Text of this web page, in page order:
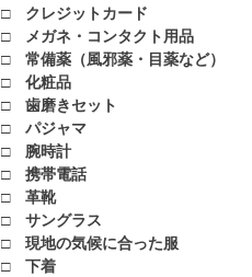
□ クレジットカード
□ メガネ・コンタクト用品
□ 常備薬（風邪薬・目薬など）
□ 化粧品
□ 歯磨きセット
□ パジャマ
□ 腕時計
□ 携帯電話
□ 革靴
□ サングラス
□ 現地の気候に合った服
□ 下着